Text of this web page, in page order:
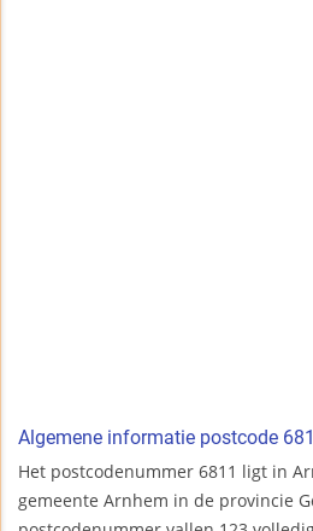
Algemene informatie postcode
Het postcodenummer 6811 ligt in
gemeente Arnhem in de provincie